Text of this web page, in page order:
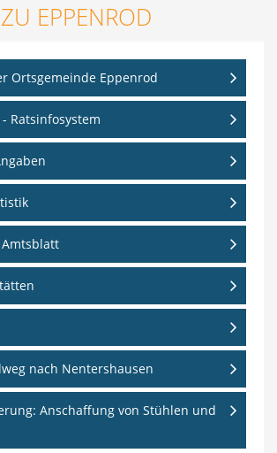
EPPENROD
Ortsgemeinde Eppenrod
Ratsinfosystem
nach Nentershausen
Anschaffung von Stühlen und